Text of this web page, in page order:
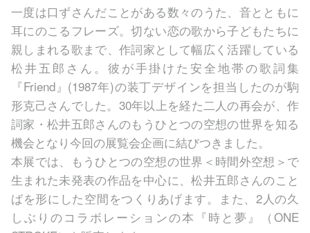
一度は口ずさんだことがある数々のうた、音とともに
耳にのこるフレーズ。切ない恋の歌から子どもたちに
親しまれる歌まで、作詞家として幅広く活躍している
松井五郎さん。彼が手掛けた安全地帯の歌詞集
『Friend』(1987年)の装丁デザインを担当したのが駒
形克己さんでした。30年以上を経た二人の再会が、作
詞家・松井五郎さんのもうひとつの空想の世界を知る
機会となり今回の展覧会企画に結びつきました。
本展では、もうひとつの空想の世界＜時間外空想＞で
生まれた未発表の作品を中心に、松井五郎さんのこと
ばを形にした空間をつくりあげます。また、2人の久
しぶりのコラボレーションの本『時と夢』（ONE